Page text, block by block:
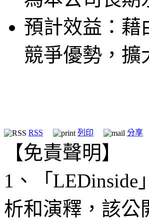
預計效益：藉
競爭優勢，擴
RSS 列印 分享
【免責聲明】
1、「
析和演釋，該公